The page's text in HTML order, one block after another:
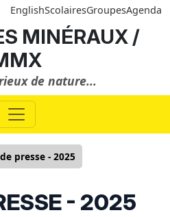
EnglishScolairesGroupesAgenda
MINÉRAUX /
de nature...
presse - 2025
- 2025